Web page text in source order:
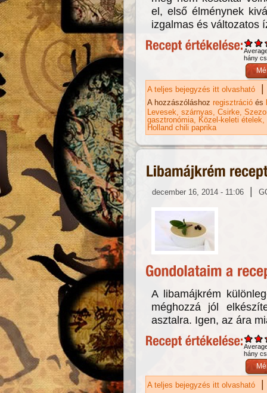
el, első élménynek
izgalmas és változatos
hány
A teljes bejegyzés itt olvasható |
A hozzászóláshoz regisztráció és
Levesek szárnyas Csirke
gasztronómia Közel-keleti ételek
Holland chili paprika
december 16, 2014 - 11:06 |
A libamájkrém
méghozzá jól
asztalra. Igen, az ára
hány
A teljes bejegyzés itt olvasható |